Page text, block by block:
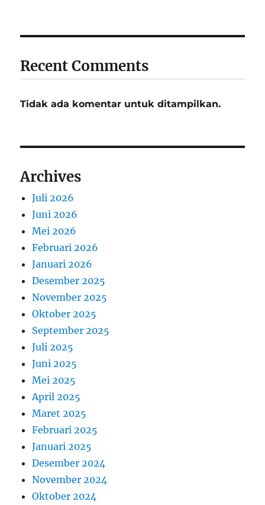
Recent Comments
Tidak ada komentar untuk ditampilkan.
Archives
Juli 2026
Juni 2026
Mei 2026
Februari 2026
Januari 2026
Desember 2025
November 2025
Oktober 2025
September 2025
Juli 2025
Juni 2025
Mei 2025
April 2025
Maret 2025
Februari 2025
Januari 2025
Desember 2024
November 2024
Oktober 2024